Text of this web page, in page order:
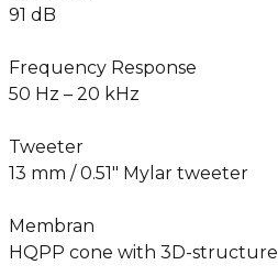
91 dB
Frequency Response
50 Hz – 20 kHz
Tweeter
13 mm / 0.51″ Mylar tweeter
Membran
HQPP cone with 3D-structure